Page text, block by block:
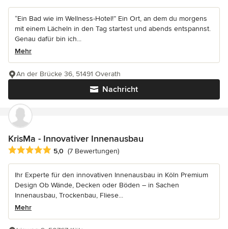
“Ein Bad wie im Wellness-Hotel!” Ein Ort, an dem du morgens
mit einem Lächeln in den Tag startest und abends entspannst.
Genau dafür bin ich...
Mehr
Nachricht
An der Brücke 36, 51491 Overath
KrisMa - Innovativer Innenausbau
Durchschnittliche Bewertung: 5 von 5 Sternen
5,0 (7 Bewertungen)
Ihr Experte für den innovativen Innenausbau in Köln Premium
Design Ob Wände, Decken oder Böden – in Sachen
Innenausbau, Trockenbau, Fliese...
Mehr